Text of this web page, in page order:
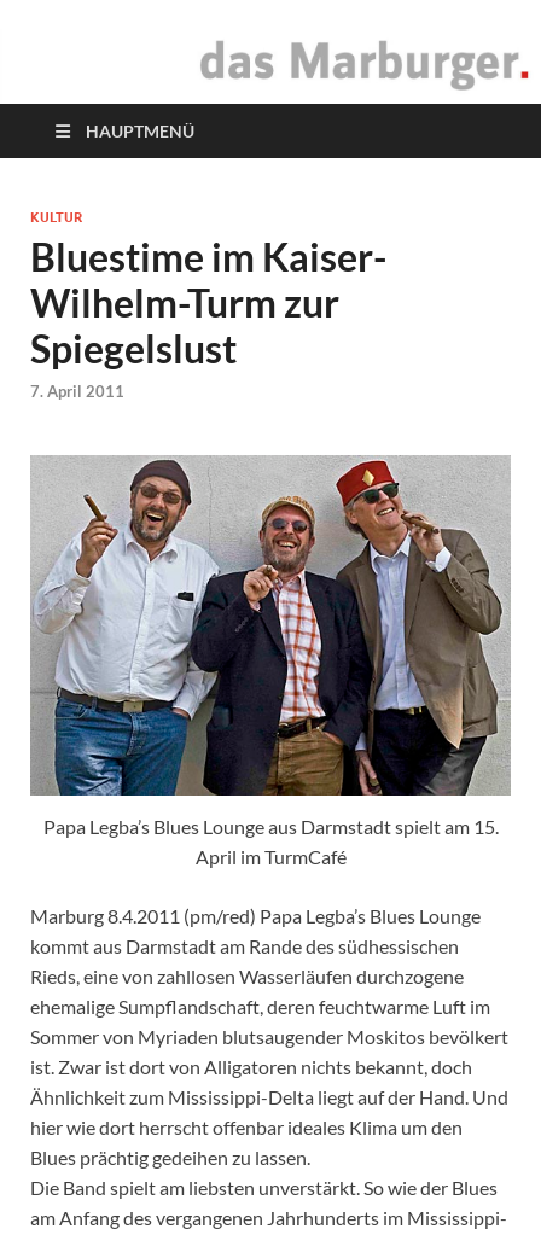
das Marburger.
HAUPTMENÜ
KULTUR
Bluestime im Kaiser-
Wilhelm-Turm zur
Spiegelslust
7. April 2011
Papa Legba’s Blues Lounge aus Darmstadt spielt am 15.
April im TurmCafé
Marburg 8.4.2011 (pm/red) Papa Legba’s Blues Lounge
kommt aus Darmstadt am Rande des südhessischen
Rieds, eine von zahllosen Wasserläufen durchzogene
ehemalige Sumpflandschaft, deren feuchtwarme Luft im
Sommer von Myriaden blutsaugender Moskitos bevölkert
ist. Zwar ist dort von Alligatoren nichts bekannt, doch
Ähnlichkeit zum Mississippi-Delta liegt auf der Hand. Und
hier wie dort herrscht offenbar ideales Klima um den
Blues prächtig gedeihen zu lassen.
Die Band spielt am liebsten unverstärkt. So wie der Blues
am Anfang des vergangenen Jahrhunderts im Mississippi-